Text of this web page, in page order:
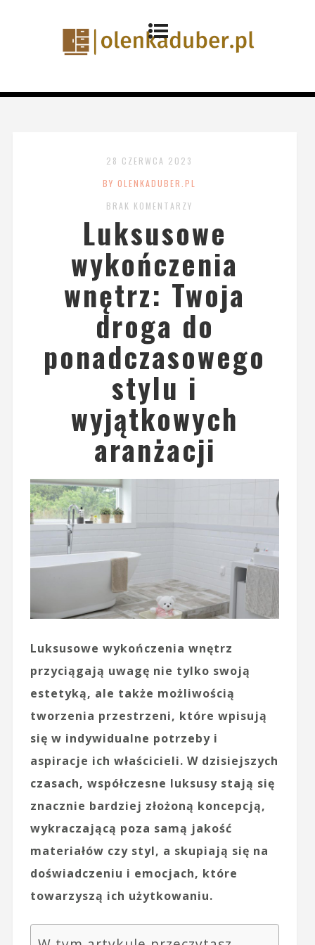
28 CZERWCA 2023
BY OLENKADUBER.PL
BRAK KOMENTARZY
Luksusowe
wykończenia
wnętrz: Twoja
droga do
ponadczasowego
stylu i
wyjątkowych
aranżacji
Luksusowe wykończenia wnętrz
przyciągają uwagę nie tylko swoją
estetyką, ale także możliwością
tworzenia przestrzeni, które wpisują
się w indywidualne potrzeby i
aspiracje ich właścicieli. W dzisiejszych
czasach, współczesne luksusy stają się
znacznie bardziej złożoną koncepcją,
wykraczającą poza samą jakość
materiałów czy styl, a skupiają się na
doświadczeniu i emocjach, które
towarzyszą ich użytkowaniu.